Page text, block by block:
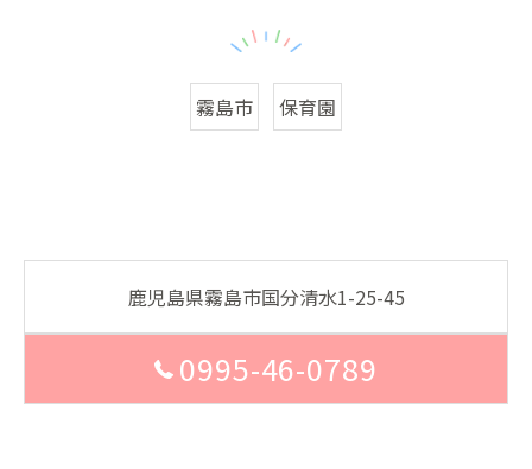
霧島市 保育園
鹿児島県霧島市国分清水1-25-45
0995-46-0789